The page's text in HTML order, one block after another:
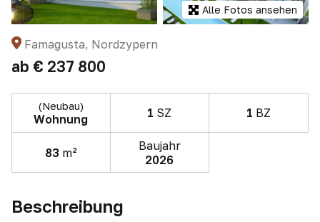
Alle Fotos ansehen
Famagusta, Nordzypern
ab € 237 800
(Neubau)
Wohnung 1 SZ 1 BZ
83 m²
Baujahr
2026
Beschreibung